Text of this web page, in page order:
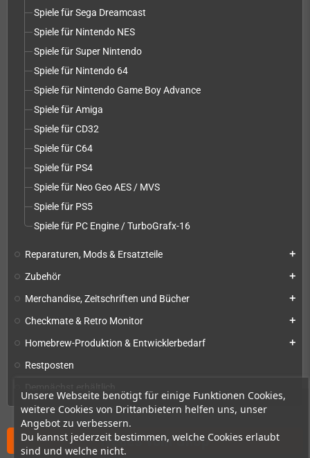
Unsere Webseite benötigt für einige Funktionen Cookies,
weitere Cookies von Drittanbietern helfen uns, unser
Angebot zu verbessern.
Du kannst jederzeit bestimmen, welche Cookies erlaubt
sind und welche nicht.
Spiele für Sega Dreamcast
Spiele für Nintendo NES
Spiele für Super Nintendo
Spiele für Nintendo 64
Spiele für Nintendo Game Boy Advance
Spiele für Amiga
Spiele für CD32
Spiele für C64
Spiele für PS4
Spiele für Neo Geo AES / MVS
Spiele für PS5
Spiele für PC Engine / TurboGrafx-16
Reparaturen, Mods & Ersatzteile add
Zubehör add
Merchandise, Zeitschriften und Bücher add
Checkmate & Retro Monitor add
Homebrew-Produktion & Entwicklerbedarf add
Restposten
Neues vom Shop